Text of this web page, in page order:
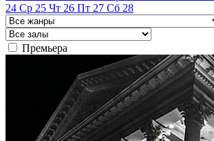
24 Ср 25 Чт 26 Пт 27 Сб 28
Премьера